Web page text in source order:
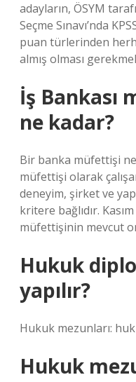
adayların, ÖSYM
Seçme Sınavı’nda
puan türlerinden
almış olması
İş Bankası
ne kadar?
Bir banka müfettişi
müfettişi olarak
deneyim, şirket ve
kritere bağlıdır.
müfettişinin mevcut
Hukuk
yapılır?
Hukuk mezunları:
Hukuk